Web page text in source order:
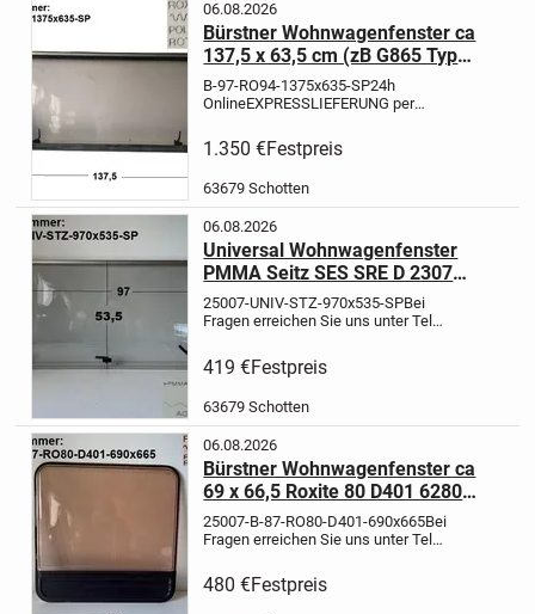
06.08.2026
Bürstner Wohnwagenfenster ca
137,5 x 63,5 cm (zB G865 Typ
5361 Bürstner Amara BJ97)
Roxite 94 D399 9701 gebraucht,
B-97-RO94-1375x635-SP24h
OnlineEXPRESSLIEFERUNG per
muß für 0,99 EUR pro km
möglich Artikelbeschreibung: Bürstner
cm (zB G865...
1.350 €Festpreis
63679 Schotten
06.08.2026
Universal Wohnwagenfenster
PMMA Seitz SES SRE D 2307
AGS51000X0600 ca 97 x 53,5 cm
gebr.
25007-UNIV-STZ-970x535-SPBei
Fragen erreichen Sie uns unter Tel
OnlineEXPRESSLIEFERUNG per
Kurier wenn es sehr schnell gehen
möglichArtikelbeschreibung:...
419 €Festpreis
63679 Schotten
06.08.2026
Bürstner Wohnwagenfenster ca
69 x 66,5 Roxite 80 D401 6280
gebr. - Sonderpreis - Lagerspuren
(ca BJ 87)
25007-B-87-RO80-D401-690x665Bei
Fragen erreichen Sie uns unter Tel
OnlineArtikelbeschreibung:
Wohnwagenfenster siehe Fotos
480 €Festpreis